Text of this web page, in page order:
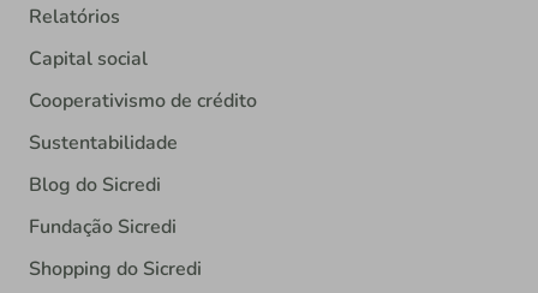
Relatórios
Capital social
Cooperativismo de crédito
Sustentabilidade
Blog do Sicredi
Fundação Sicredi
Shopping do Sicredi